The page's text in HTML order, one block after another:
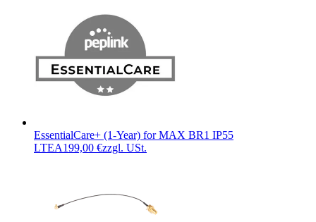
EssentialCare+ (1-Year) for MAX BR1 IP55
LTEA199,00 €zzgl. USt.